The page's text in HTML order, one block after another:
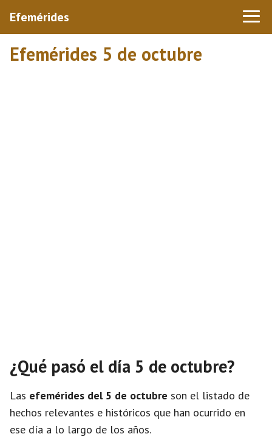
Efemérides
Efemérides 5 de octubre
¿Qué pasó el día 5 de octubre?
Las efemérides del 5 de octubre son el listado de
hechos relevantes e históricos que han ocurrido en
ese día a lo largo de los años.